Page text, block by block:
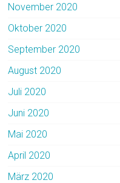
November 2020
Oktober 2020
September 2020
August 2020
Juli 2020
Juni 2020
Mai 2020
April 2020
März 2020